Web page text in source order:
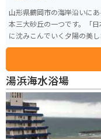
山形県鶴岡市の海岸沿いに
本三大砂丘の一つです。「
に沈みこんでいく夕陽の美し
湯浜海水浴場